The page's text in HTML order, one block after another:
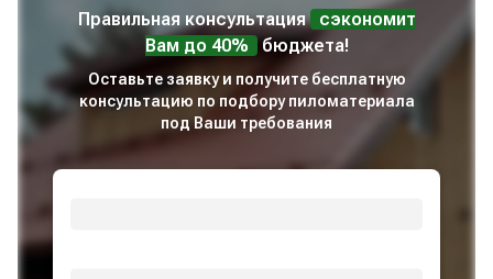
Правильная консультация
сэкономит
Вам до 40%
бюджета!
Оставьте заявку и получите бесплатную
консультацию по подбору пиломатериала
под Ваши требования